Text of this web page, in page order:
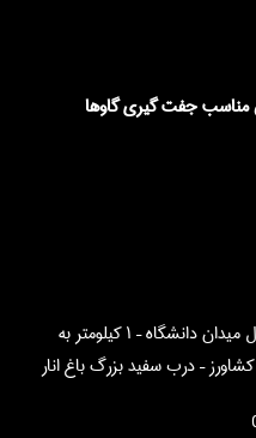
تهران – انتهای اتوبان ستاری – شمال میدان دانشگاه – ۱ کیلومتر به
– درب سفید بزرگ باغ انار